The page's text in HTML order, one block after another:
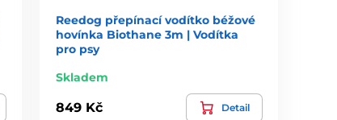
Reedog přepínací vodítko béžové
hovínka Biothane 3m | Vodítka
pro psy
Skladem
849 Kč Detail